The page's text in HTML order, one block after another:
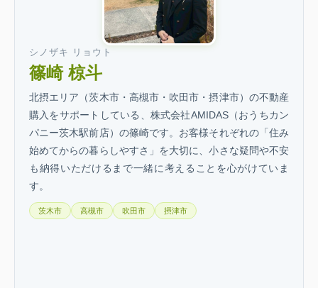
シノザキ リョウト
篠崎 椋斗
北摂エリア（茨木市・高槻市・吹田市・摂津市）の不動産
購入をサポートしている、株式会社AMIDAS（おうちカン
パニー茨木駅前店）の篠崎です。お客様それぞれの「住み
始めてからの暮らしやすさ」を大切に、小さな疑問や不安
も納得いただけるまで一緒に考えることを心がけていま
す。
茨木市 高槻市 吹田市 摂津市